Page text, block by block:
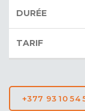
+377 93 10 54